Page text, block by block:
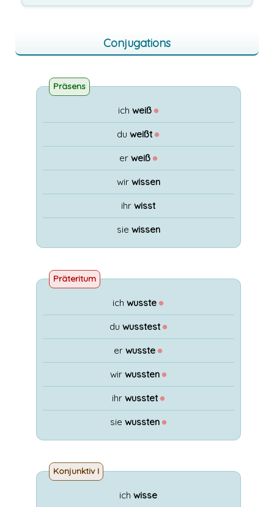
Conjugations
Präsens
ich weiß ●
duweißt ●
er weiß ●
wir wissen
ihrwisst
sie wissen
Präteritum
ichwusste ●
du wusstest ●
erwusste ●
wir wussten ●
ihr wusstet ●
sie wussten ●
Konjunktiv I
ichwisse